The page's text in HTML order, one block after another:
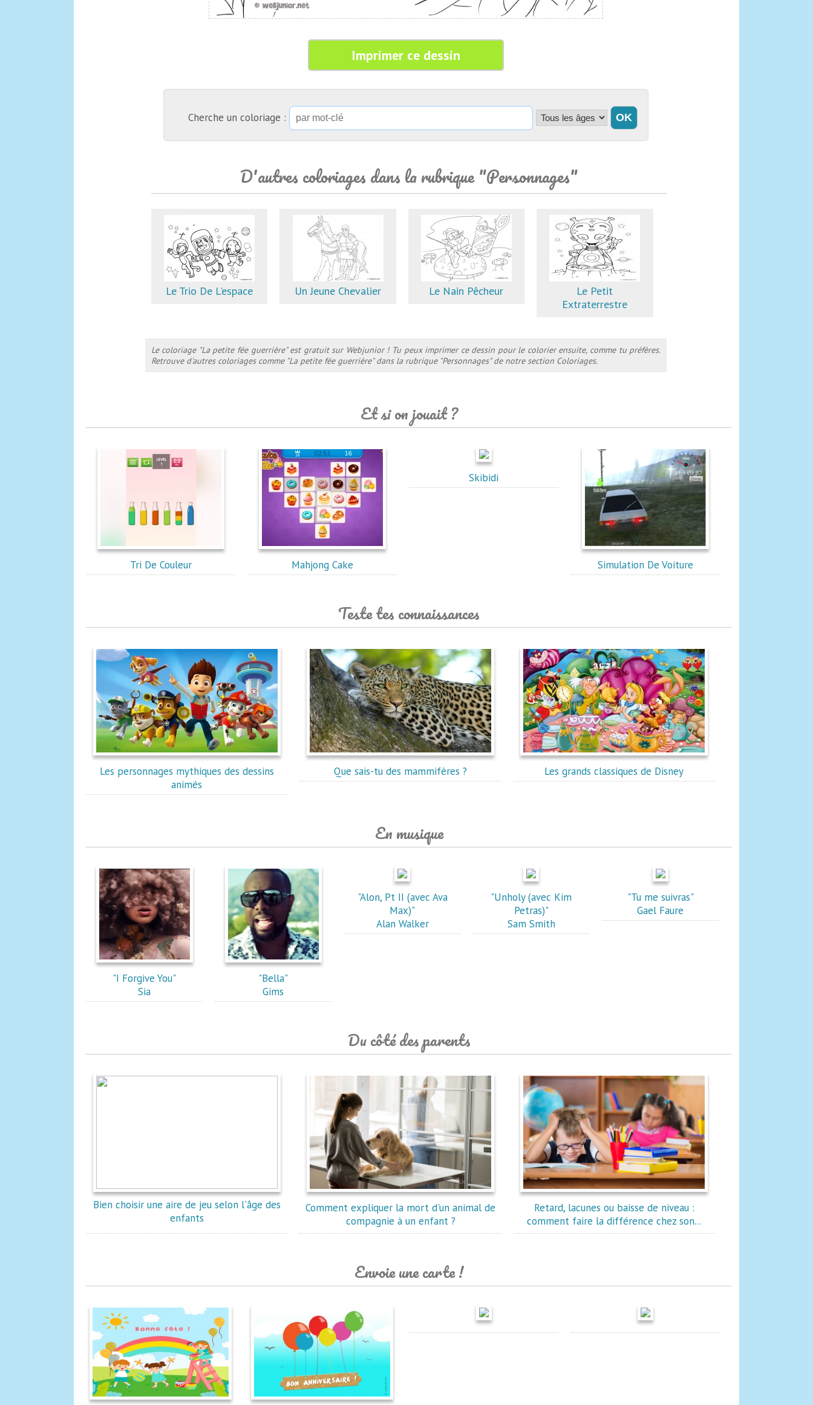
Imprimer ce dessin
Cherche un coloriage :
D'autres coloriages dans la rubrique "Personnages"
Le Trio De L'espace Un Jeune Chevalier Le Nain Pêcheur
Le Petit
Extraterrestre
Le coloriage "La petite fée guerrière" est gratuit sur Webjunior ! Tu peux imprimer ce dessin pour le colorier ensuite, comme tu préfères.
Retrouve d'autres coloriages comme "La petite fée guerrière" dans la rubrique "Personnages" de notre section Coloriages.
Et si on jouait ?
Tri De Couleur Mahjong Cake
Skibidi
Simulation De Voiture
Teste tes connaissances
Les personnages mythiques des dessins
animés
Que sais-tu des mammifères ? Les grands classiques de Disney
En musique
"I Forgive You"
Sia
"Bella"
Gims
"Alon, Pt II (avec Ava
Max)"
Alan Walker
"Unholy (avec Kim
Petras)"
Sam Smith
"Tu me suivras"
Gael Faure
Du côté des parents
Bien choisir une aire de jeu selon l'âge des
enfants
Comment expliquer la mort d'un animal de
compagnie à un enfant ?
Retard, lacunes ou baisse de niveau :
comment faire la différence chez son...
Envoie une carte !